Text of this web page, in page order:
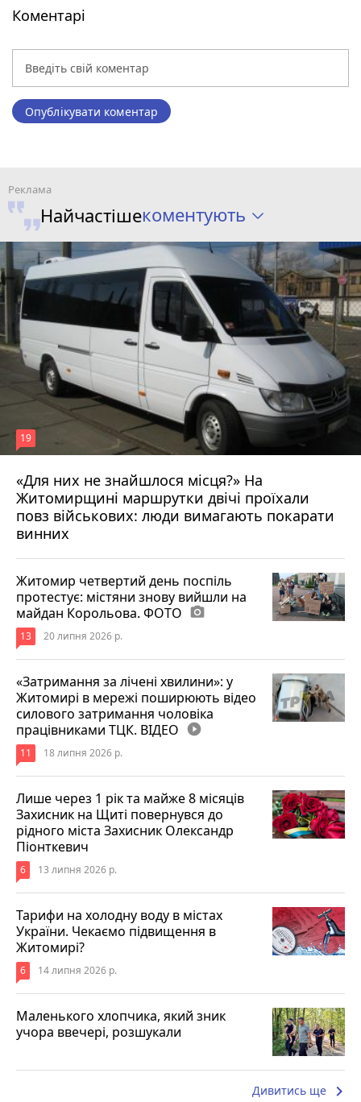
Коментарі
Опублікувати коментар
Найчастішекоментують
«Для них не знайшлося місця?» На
Житомирщині маршрутки двічі проїхали
повз військових: люди вимагають покарати
винних
19
17 липня 2026 р.
Житомир четвертий день поспіль
протестує: містяни знову вийшли на
майдан Корольова. ФОТО photo_camera
13 20 липня 2026 р.
«Затримання за лічені хвилини»: у
Житомирі в мережі поширюють відео
силового затримання чоловіка
працівниками ТЦК. ВІДЕО play_circle_filled
11 18 липня 2026 р.
Лише через 1 рік та майже 8 місяців
Захисник на Щиті повернувся до
рідного міста Захисник Олександр
Піонткевич
6 13 липня 2026 р.
Тарифи на холодну воду в містах
України. Чекаємо підвищення в
Житомирі?
6 14 липня 2026 р.
Маленького хлопчика, який зник
учора ввечері, розшукали
Дивитись ще keyboard_arrow_right